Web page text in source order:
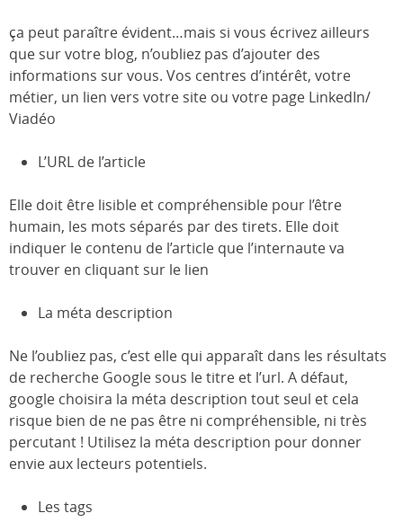
ça peut paraître évident…mais si vous écrivez ailleurs
que sur votre blog, n’oubliez pas d’ajouter des
informations sur vous. Vos centres d’intérêt, votre
métier, un lien vers votre site ou votre page LinkedIn/
Viadéo
L’URL de l’article
Elle doit être lisible et compréhensible pour l’être
humain, les mots séparés par des tirets. Elle doit
indiquer le contenu de l’article que l’internaute va
trouver en cliquant sur le lien
La méta description
Ne l’oubliez pas, c’est elle qui apparaît dans les résultats
de recherche Google sous le titre et l’url. A défaut,
google choisira la méta description tout seul et cela
risque bien de ne pas être ni compréhensible, ni très
percutant ! Utilisez la méta description pour donner
envie aux lecteurs potentiels.
Les tags